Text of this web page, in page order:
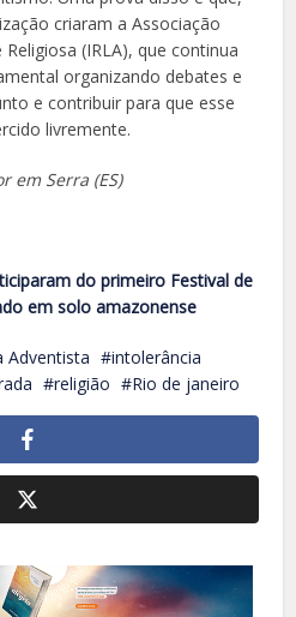
criaram a Associação
(IRLA), que continua
organizando debates e
e contribuir para que esse
livremente.
em Serra (ES)
do primeiro Festival de
em solo amazonense
Adventista
intolerância
religião Rio de janeiro